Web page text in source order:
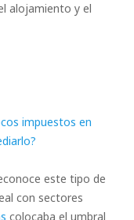
alojamiento y el
impuestos en
este tipo de
con sectores
colocaba el umbral